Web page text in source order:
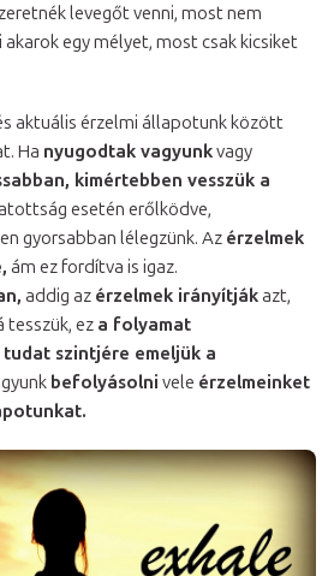
levegőt venni, most nem
egy mélyet, most csak kicsiket
aktuális érzelmi állapotunk között
Ha nyugodtak vagyunkvagy
kimértebben vesszük a
esetén erőlködve,
gyorsabban lélegzünk. Az érzelmek
ám ez fordítva is igaz.
addig az érzelmek irányítjákazt,
ez a folyamat
tudat szintjére emeljük a
befolyásolni vele érzelmeinket